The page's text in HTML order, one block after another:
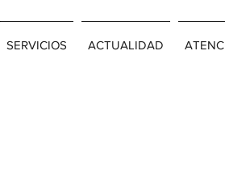
SERVICIOS ACTUALIDAD